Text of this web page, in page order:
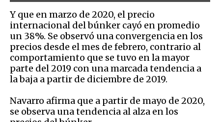
Y que en marzo de 2020, el precio
internacional del búnker cayó en promedio
un 38%. Se observó una convergencia en los
precios desde el mes de febrero, contrario al
comportamiento que se tuvo en la mayor
parte del 2019 con una marcada tendencia a
la baja a partir de diciembre de 2019.
Navarro afirma que a partir de mayo de 2020,
se observa una tendencia al alza en los